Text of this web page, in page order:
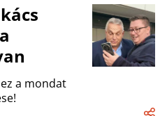
a mondat